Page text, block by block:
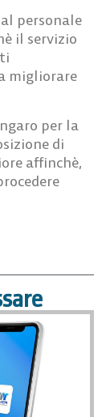
personale
il servizio
migliorare
per la
di
affinchè,